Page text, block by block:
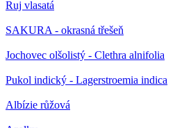
Ruj vlasatá
SAKURA - okrasná třešeň
Jochovec olšolistý - Clethra alnifolia
Pukol indický - Lagerstroemia indica
Albízie růžová